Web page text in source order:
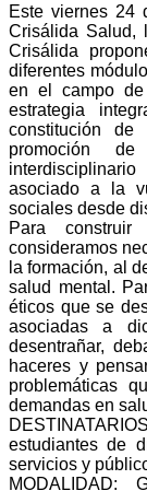
Este viernes 24
Crisálida Salud,
Crisálida
diferentes
en el campo de
estrategia
constitución
promoción
asociado a la
sociales desde
Para
consideramos
la formación, al
salud mental.
éticos que se
asociadas a
desentrañar,
haceres y
problemáticas
demandas en
estudiantes de
servicios y
MODALIDAD: